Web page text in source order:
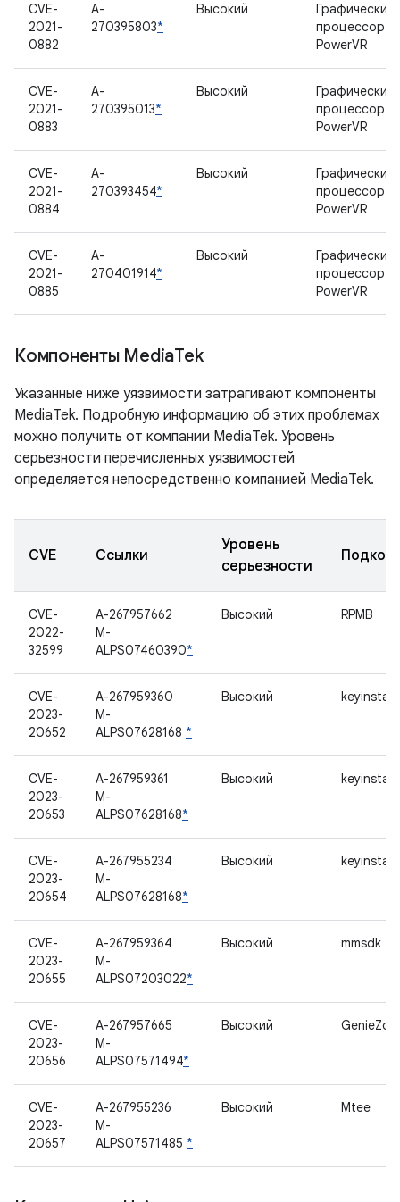
CVE-
2021-
0882
A-
270395803*
Высокий
Графический
процессор
PowerVR
CVE-
2021-
0883
A-
270395013*
Высокий
Графический
процессор
PowerVR
CVE-
2021-
0884
A-
270393454*
Высокий
Графический
процессор
PowerVR
CVE-
2021-
0885
A-
270401914*
Высокий
Графический
процессор
PowerVR
Компоненты MediaTek
Указанные ниже уязвимости затрагивают компоненты
MediaTek. Подробную информацию об этих проблемах
можно получить от компании MediaTek. Уровень
серьезности перечисленных уязвимостей
определяется непосредственно компанией MediaTek.
CVE Ссылки
Уровень
серьезности
CVE-
2022-
32599
A-267957662
M-
ALPS07460390*
Высокий RPMB
CVE-
2023-
20652
A-267959360
M-
ALPS07628168 *
Высокий keyinstall
CVE-
2023-
20653
A-267959361
M-
ALPS07628168*
Высокий keyinstall
CVE-
2023-
20654
A-267955234
M-
ALPS07628168*
Высокий keyinstall
CVE-
2023-
20655
A-267959364
M-
ALPS07203022*
Высокий mmsdk
CVE-
2023-
20656
A-267957665
M-
ALPS07571494*
Высокий
CVE-
2023-
20657
A-267955236
M-
ALPS07571485 *
Высокий Mtee